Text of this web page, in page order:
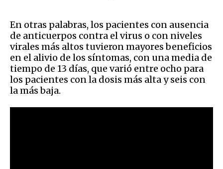
En otras palabras, los pacientes con ausencia
de anticuerpos contra el virus o con niveles
virales más altos tuvieron mayores beneficios
en el alivio de los síntomas, con una media de
tiempo de 13 días, que varió entre ocho para
los pacientes con la dosis más alta y seis con
la más baja.